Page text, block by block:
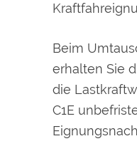
Beim
erhalten Sie
die
C1E
Eignungs